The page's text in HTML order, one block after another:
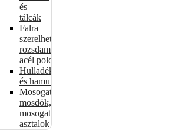
és
tálcák
Falra
szerelhető
rozsdamentes
acél polcok
Hulladékkosarak
és hamutartók
Mosogatók,
mosdók,
mosogató
asztalok